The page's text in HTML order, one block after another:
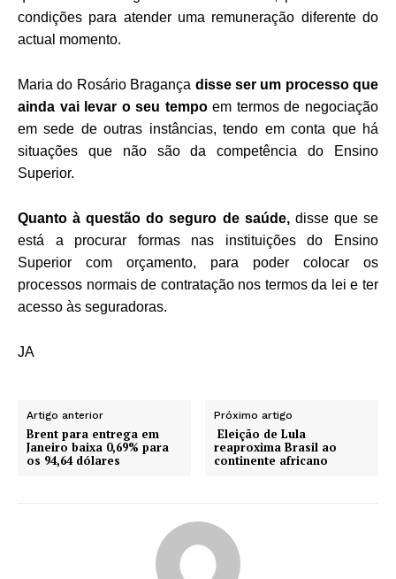
condições para atender uma remuneração diferente do
actual momento.
Maria do Rosário Bragança disse ser um processo que
ainda vai levar o seu tempoem termos de negociação
em sede de outras instâncias, tendo em conta que há
situações que não são da competência do Ensino
Superior.
Quanto à questão do seguro de saúde,disse que se
está a procurar formas nas instituições do Ensino
Superior com orçamento, para poder colocar os
processos normais de contratação nos termos da lei e ter
acesso às seguradoras.
JA
Artigo anterior
Brent para entrega em
Janeiro baixa 0,69% para
os 94,64 dólares
Próximo artigo
Eleição de Lula
reaproxima Brasil ao
continente africano